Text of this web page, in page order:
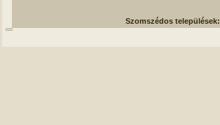
Szomszédos települések: